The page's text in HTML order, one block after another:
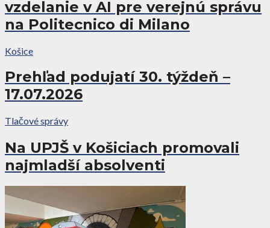
vzdelanie v AI pre verejnú správu
na Politecnico di Milano
Košice
Prehľad podujatí 30. týždeň –
17.07.2026
Tlačové správy
Na UPJŠ v Košiciach promovali
najmladší absolventi